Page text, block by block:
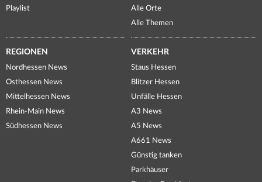
Playlist
Alle Orte
Alle Themen
REGIONEN
Nordhessen News
Osthessen News
Mittelhessen News
Rhein-Main News
Südhessen News
VERKEHR
Staus Hessen
Blitzer Hessen
Unfälle Hessen
A3 News
A5 News
A661 News
Günstig tanken
Parkhäuser